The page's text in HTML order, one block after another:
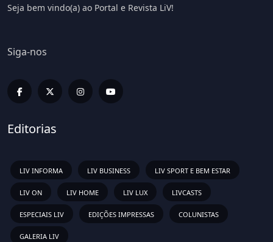
Seja bem vindo(a) ao Portal e Revista LiV!
Siga-nos
Editorias
LIV INFORMA LIV BUSINESS LIV SPORT E BEM ESTAR
LIV ON LIV HOME LIV LUX LIVCASTS
ESPECIAIS LIV EDIÇÕES IMPRESSAS COLUNISTAS
GALERIA LIV